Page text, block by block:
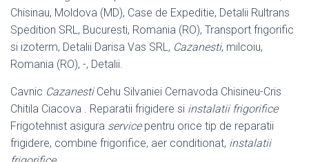
Chisinau, Moldova (MD), Case de Expeditie, Detalii Rultrans
Spedition SRL, Bucuresti, Romania (RO), Transport frigorific
si izoterm, Detalii Darisa Vas SRL, Cazanesti, milcoiu,
Romania (RO), -, Detalii.
Cavnic CazanestiCehu Silvaniei Cernavoda Chisineu-Cris
Chitila Ciacova . Reparatii frigidere si instalatii frigorifice
Frigotehnist asigura servicepentru orice tip de reparatii
frigidere, combine frigorifice, aer conditionat, instalatii